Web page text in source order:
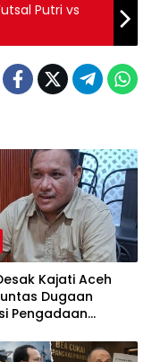
Putri vs
Kajati Aceh
Dugaan
Pengadaan